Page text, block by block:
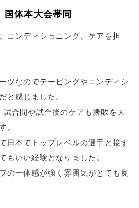
国体本大会帯同
コンディショニング、ケアを担
ツなのでテーピングやコンディシ
と感じました。
試合間や試合後のケアも勝敗を大
。
日本でトップレベルの選手と接す
もいい経験となりました。
の一体感が強く雰囲気がとても良